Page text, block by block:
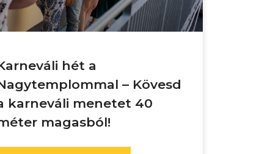
hét a
– Kövesd
karneváli menetet 40
magasból!